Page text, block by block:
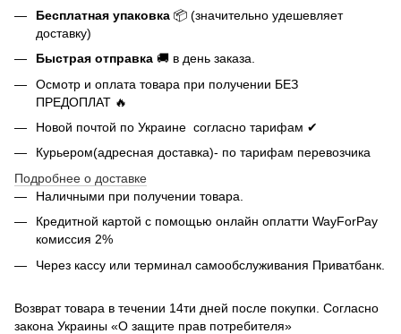
Бесплатная упаковка 📦 (значительно удешевляет
доставку)
Быстрая отправка 🚚 в день заказа.
Осмотр и оплата товара при получении БЕЗ
ПРЕДОПЛАТ 🔥
Новой почтой по Украине согласно тарифам ✔
Курьером(адресная доставка)- по тарифам перевозчика
Подробнее о доставке
Наличными при получении товара.
Кредитной картой с помощью онлайн оплатти WayForPay
комиссия 2%
Через кассу или терминал самообслуживания Приватбанк.
Возврат товара в течении 14ти дней после покупки. Согласно
закона Украины «О защите прав потребителя»